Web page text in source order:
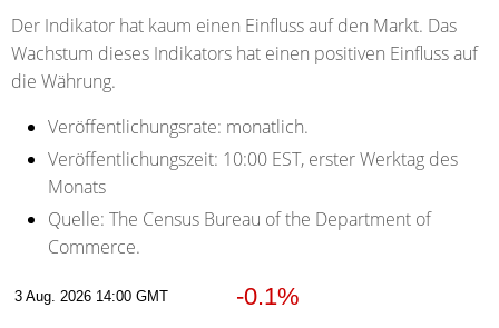
Der Indikator hat kaum einen Einfluss auf den Markt. Das
Wachstum dieses Indikators hat einen positiven Einfluss auf
die Währung.
Veröffentlichungsrate: monatlich.
Veröffentlichungszeit: 10:00 EST, erster Werktag des
Monats
Quelle: The Census Bureau of the Department of
Commerce.